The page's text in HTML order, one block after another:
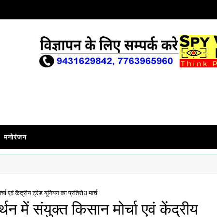
मनोरंजन
एवं केंद्रीय ट्रेड यूनियन का प्रतिरोध मार्च
में संयुक्त किसान मोर्चा एवं केंद्रीय